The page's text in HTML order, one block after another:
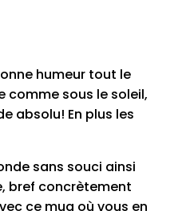
humeur tout le
comme sous le soleil,
absolu! En plus les
sans souci ainsi
bref concrètement
ce mug où vous en